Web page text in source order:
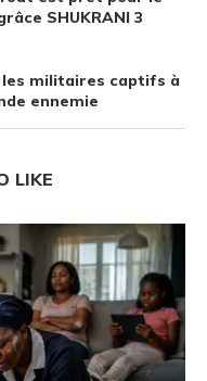
SHUKRANI 3
les militaires captifs à
ennemie
LIKE